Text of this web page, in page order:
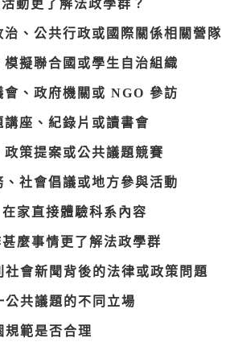
動更了解法政學群？
治、公共行政或國際關係相關營隊
擬聯合國或學生自治組織
會、政府機關或 NGO 參訪
座、紀錄片或讀書會
策提案或公共議題競賽
社會倡議或地方參與活動
家直接體驗科系內容
麼事情更了解法政學群
社會新聞背後的法律或政策問題
公共議題的不同立場
規範是否合理